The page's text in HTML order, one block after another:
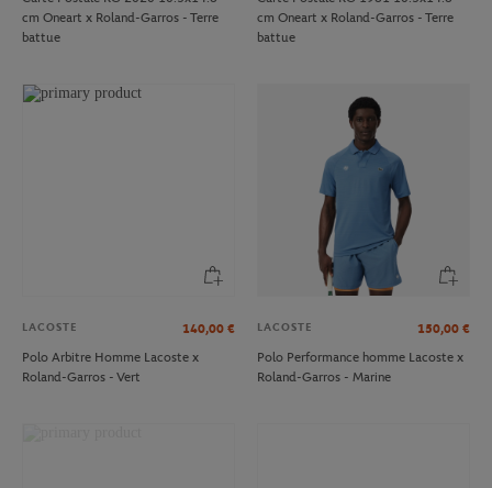
cm Oneart x Roland-Garros - Terre
battue
cm Oneart x Roland-Garros - Terre
battue
LACOSTE 140,00 €
Polo Arbitre Homme Lacoste x
Roland-Garros - Vert
LACOSTE 150,00 €
Polo Performance homme Lacoste x
Roland-Garros - Marine